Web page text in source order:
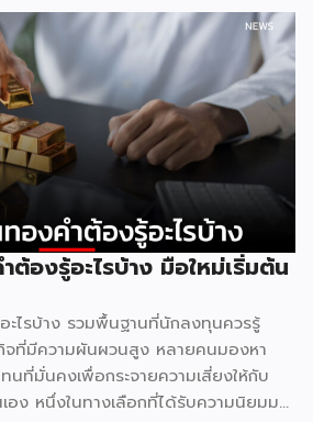
ใช่เรื่องที่แบรนด์ใดไล่ตามแบรนด์ใด แต่
ติของกลไกตลาดค้าปลีก 1. ทำเลที่ดี
ทุกประเภทต้องพึ่งพา “จุดตัดของการ
ม่ว่าจะเป็นสี่แยกไฟแดง ปากซอยที่คนเข้า
หรือหน้าคอนโดที่มีคนเดินผ่านหนาแน่น
นที่มีจำนวนจำกัดมาก ทั้ง 7-Eleven และ
จจัยเดียวกันคือปริมาณคนเดินผ่าน
ดีที่สุดจึงมักเหลืออยู่ไม่กี่จุดในแต่ละย่าน
ระจุกตัวอยู่ในบริเวณเดียวกันโดย
น้ำมันหลายเจ้าที่มักตั้งอยู่ตรงข้ามกันบน
สเตอร์การค้า รวมกันแข็งกว่าแยกกัน
กมีหลักการที่เรียกว่า retail
วมกลุ่มธุรกิจประเภทเดียวกันไว้ในจุด
ที่ว่าคู่แข่งควรหนีห่างกันไว้ แต่ในความ
าะจุดที่มี 7-Eleven และ CJ More อยู่
หมายปลายทาง” […]
องรู้อะไรบ้าง มือใหม่เริ่มต้น
ไรบ้าง รวมพื้นฐานที่นักลงทุนควรรู้
จที่มีความผันผวนสูง หลายคนมองหา
ที่มั่นคงเพื่อกระจายความเสี่ยงให้กับ
ง หนึ่งในทางเลือกที่ได้รับความนิยมมา